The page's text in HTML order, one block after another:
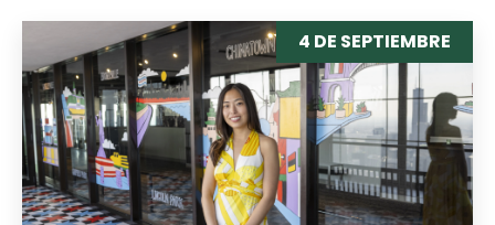
4 DE SEPTIEMBRE